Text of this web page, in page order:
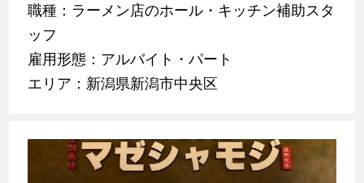
職種：ラーメン店のホール・キッチン補助スタ
ッフ
雇用形態：アルバイト・パート
エリア：新潟県新潟市中央区